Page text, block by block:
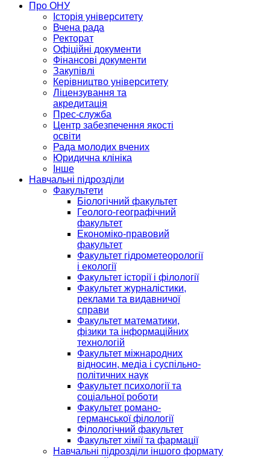
Про ОНУ
Історія університету
Вчена рада
Ректорат
Офіційні документи
Фінансові документи
Закупівлі
Керівництво університету
Ліцензування та
акредитація
Прес-служба
Центр забезпечення якості
освіти
Рада молодих вчених
Юридична клініка
Інше
Навчальні підрозділи
Факультети
Біологічний факультет
Геолого-географічний
факультет
Економіко-правовий
факультет
Факультет гідрометеорології
і екології
Факультет історії і філології
Факультет журналістики,
реклами та видавничої
справи
Факультет математики,
фізики та інформаційних
технологій
Факультет міжнародних
відносин, медіа і суспільно-
політичних наук
Факультет психології та
соціальної роботи
Факультет романо-
германської філології
Філологічний факультет
Факультет хімії та фармації
Навчальні підрозділи іншого формату